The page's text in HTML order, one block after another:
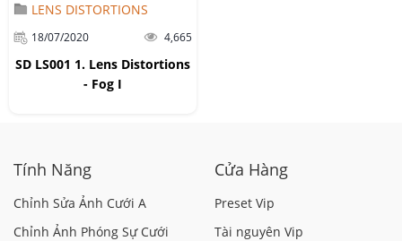
LENS DISTORTIONS
18/07/2020 4,665
SD LS001 1. Lens Distortions
- Fog I
Tính Năng
Chỉnh Sửa Ảnh Cưới A
Chỉnh Ảnh Phóng Sự Cưới
Cửa Hàng
Preset Vip
Tài nguyên Vip